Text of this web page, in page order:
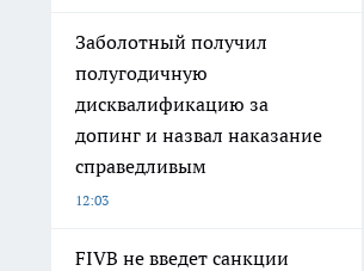
Заболотный получил
полугодичную
дисквалификацию за
допинг и назвал наказание
справедливым
12:03
FIVB не введет санкции